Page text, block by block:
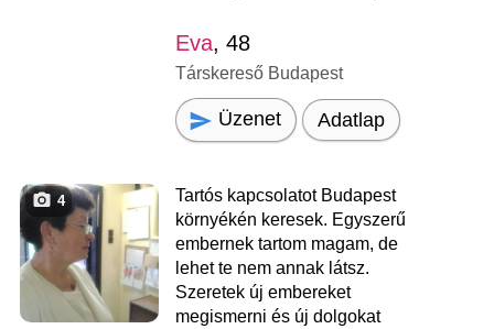
Eva, 48
Társkereső Budapest
Üzenet Adatlap
4
Tartós kapcsolatot Budapest
környékén keresek. Egyszerű
embernek tartom magam, de
lehet te nem annak látsz.
Szeretek új embereket
megismerni és új dolgokat